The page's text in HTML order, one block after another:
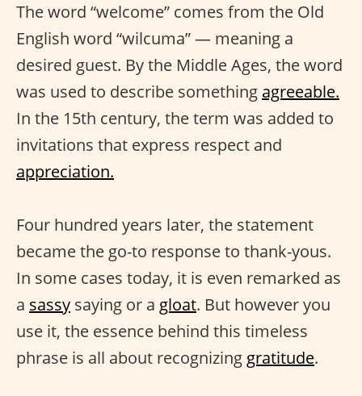
The word “welcome” comes from the Old
English word “wilcuma” — meaning a
desired guest. By the Middle Ages, the word
was used to describe something agreeable.
In the 15th century, the term was added to
invitations that express respect and
appreciation.
Four hundred years later, the statement
became the go-to response to thank-yous.
In some cases today, it is even remarked as
a sassy saying or a gloat. But however you
use it, the essence behind this timeless
phrase is all about recognizing gratitude.